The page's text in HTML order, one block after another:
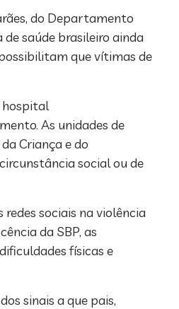
do Departamento
saúde brasileiro ainda
que vítimas de
hospital
As unidades de
Criança e do
social ou de
sociais na violência
da SBP, as
físicas e
sinais a que pais,